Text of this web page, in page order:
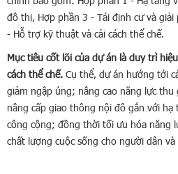
đô thị, Hợp phần 3 - Tái định cư và
- Hỗ trợ kỹ thuật và cải cách thể chế.
Mục tiêu cốt lõi của dự án là duy trì
cách thể chế. Cụ thể, dự án hướng tới
giảm ngập úng; nâng cao năng lực
nâng cấp giao thông nội đô gắn với hạ
công cộng; đồng thời tối ưu hóa năng
chất lượng cuộc sống cho người dân và